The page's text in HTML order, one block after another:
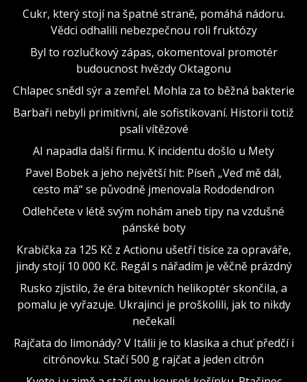
Cukr, který stojí na špatné straně, pomáhá nádoru.
Vědci odhalili nebezpečnou roli fruktózy
Byl to rozlučkový zápas, okomentoval promotér
budoucnost hvězdy Oktagonu
Chlapec snědl sýr a zemřel. Mohla za to běžná bakterie
Barbaři nebyli primitivní, ale sofistikovaní. Historii totiž
psali vítězové
AI napadla další firmu. K incidentu došlo u Mety
Pavel Bobek a jeho největší hit: Píseň „Veď mě dál,
cesto má“ se původně jmenovala Rododendron
Odlehčete v létě svým nohám aneb tipy na vzdušné
pánské boty
Krabička za 125 Kč z Actionu ušetří tisíce za opraváře,
jindy stojí 10 000 Kč. Regál s nářadím je věčně prázdný
Rusko zjistilo, že éra bitevních helikoptér skončila, a
pomalu je vyřazuje. Ukrajinci je proškolili, jak to nikdy
nečekali
Rajčata do limonády? V Itálii je to klasika a chuť předčí i
citrónovku. Stačí 500 g rajčat a jeden citrón